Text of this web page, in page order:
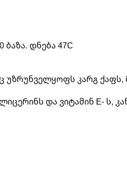
დნება 47C
უზრუნველყოფს კარგ ქაფს,
და ვიტამინ E- ს,